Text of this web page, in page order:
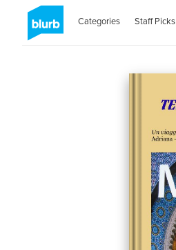
Categories Staff Picks